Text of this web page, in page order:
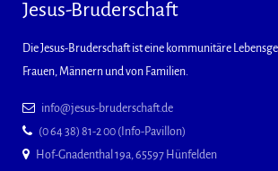
Jesus-Bruderschaft
Die Jesus-Bruderschaft ist eine kommunitäre
Frauen, Männern und von Familien.
info@jesus-bruderschaft.de
(0 64 38) 81-2 00 (Info-Pavillon)
Hof-Gnadenthal 19a, 65597 Hünfelden